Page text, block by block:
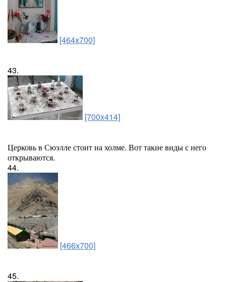
[464x700]
43.
[700x414]
Церковь в Сюэлле стоит на холме. Вот такие виды с него
открываются.
44.
[466x700]
45.